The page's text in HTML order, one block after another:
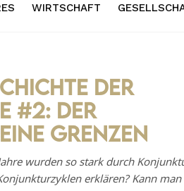
WIRTSCHAFT
der
#2: Der
Grenzen
wurden so stark durch
erklären? Kann man